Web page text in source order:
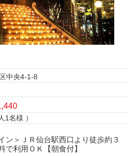
中央4-1-8
1名様 ）
＞ＪＲ仙台駅西口より徒歩約３
で利用ＯＫ【朝食付】